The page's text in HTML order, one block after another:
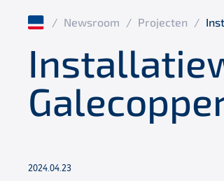
/ Newsroom / Projecten /
2024.04.23